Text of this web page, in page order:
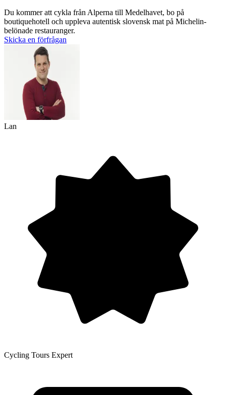
Du kommer att cykla från Alperna till Medelhavet, bo på
boutiquehotell och uppleva autentisk slovensk mat på Michelin-
belönade restauranger.
Skicka en förfrågan
Lan
Cycling Tours Expert